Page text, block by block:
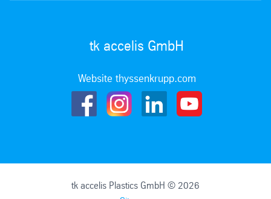
tk accelis GmbH
Website thyssenkrupp.com
tk accelis Plastics GmbH © 2026